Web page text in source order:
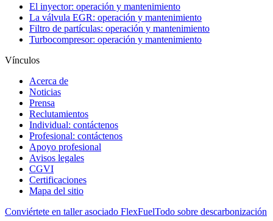
El inyector: operación y mantenimiento
La válvula EGR: operación y mantenimiento
Filtro de partículas: operación y mantenimiento
Turbocompresor: operación y mantenimiento
Vínculos
Acerca de
Noticias
Prensa
Reclutamientos
Individual: contáctenos
Profesional: contáctenos
Apoyo profesional
Avisos legales
CGVI
Certificaciones
Mapa del sitio
Conviértete en taller asociado FlexFuelTodo sobre descarbonización